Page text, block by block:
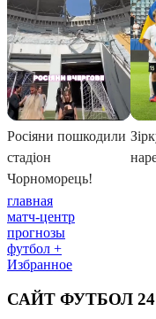
главная
матч-центр
прогнозы
футбол +
Избранное
САЙТ ФУТБОЛ 24